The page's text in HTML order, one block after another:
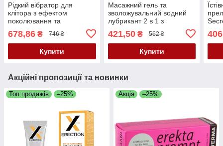
Рідкий вібратор для
клітора з ефектом
поколювання та
охолодження з ароматом
червоних фруктів Intt Clit
Me On Red Fruits, 12 мл
678,86 ₴ 746 ₴
Купити
Масажний гель та
зволожувальний водний
лубрикант 2 в 1 з
манго MyLove Aroma
Series Intim&Massage
Mango, 300 мл
421,50₴ 562 ₴
Купити
Акційні пропозиції та новинки
Топ продажів –25% Акція –25%